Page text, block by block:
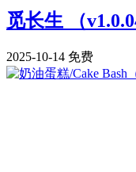
觅长生 （
2025-10-14 免费